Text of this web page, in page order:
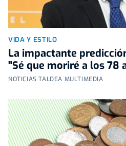
VIDA Y ESTILO
La impactante
"Sé que moriré a los 78
NOTICIAS TALDEA MULTIMEDIA